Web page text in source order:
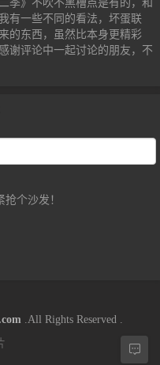
季》不吹不黑槽点是有的，和
有一些不同的看法，坏蛋联
的东西，虽然比本身更精彩
谢评论中一起讨论的朋友，不
个沙发！
.All Rights Reserved .
